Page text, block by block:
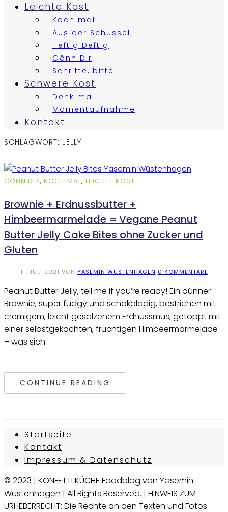
Leichte Kost
Koch mal
Aus der Schüssel
Heftig Deftig
Gönn Dir
Schritte, bitte
Schwere Kost
Denk mal
Momentaufnahme
Kontakt
SCHLAGWORT: JELLY
GÖNN DIR, KOCH MAL, LEICHTE KOST
Brownie + Erdnussbutter +
Himbeermarmelade = Vegane Peanut
Butter Jelly Cake Bites ohne Zucker und
Gluten
11. JULI 2021 VON YASEMIN WÜSTENHAGEN 0 KOMMENTARE
Peanut Butter Jelly, tell me if you’re ready! Ein dünner
Brownie, super fudgy und schokoladig, bestrichen mit
cremigem, leicht gesalzenem Erdnussmus, getoppt mit
einer selbstgekochten, fruchtigen Himbeermarmelade
– was sich
CONTINUE READING
Startseite
Kontakt
Impressum & Datenschutz
© 2023 | KONFETTI KÜCHE Foodblog von Yasemin
Wüstenhagen | All Rights Reserved. | HINWEIS ZUM
URHEBERRECHT: Die Rechte an den Texten und Fotos